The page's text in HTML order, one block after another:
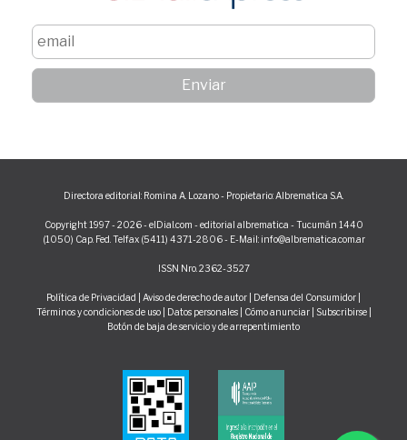
Directora editorial: Romina A. Lozano - Propietario: Albrematica S.A.
Copyright 1997 - 2026 - elDial.com - editorial albrematica - Tucumán 1440
(1050) Cap. Fed. Telfax (5411) 4371-2806 - E-Mail: info@albrematica.com.ar
ISSN Nro. 2362-3527
Política de Privacidad Aviso de derecho de autor Defensa del Consumidor
Términos y condiciones de uso| Datos personales| Cómo anunciar| Subscribirse
Botón de baja de servicio y de arrepentimiento